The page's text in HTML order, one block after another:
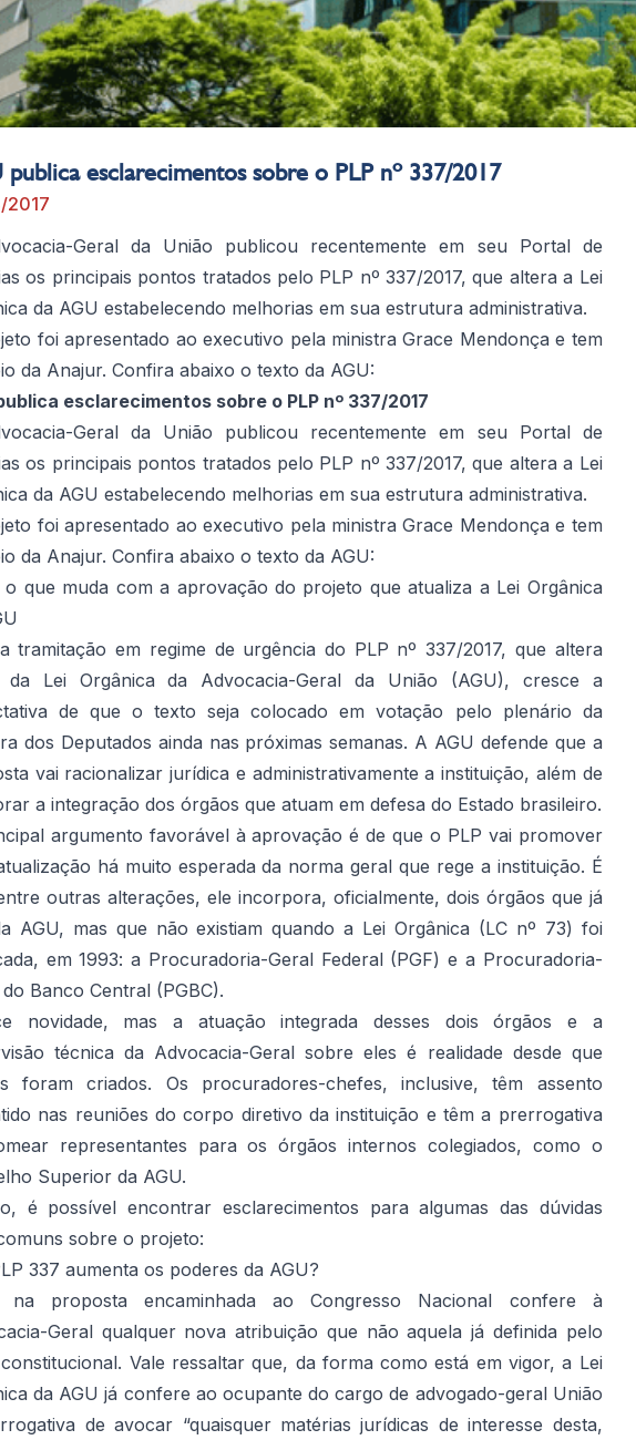
publica esclarecimentos sobre o PLP nº 337/2017
2017
Geral da União publicou recentemente em seu Portal de
os principais pontos tratados pelo PLP nº 337/2017, que altera a Lei
da AGU estabelecendo melhorias em sua estrutura administrativa.
foi apresentado ao executivo pela ministra Grace Mendonça e tem
da Anajur. Confira abaixo o texto da AGU:
esclarecimentos sobre o PLP nº 337/2017
Geral da União publicou recentemente em seu Portal de
os principais pontos tratados pelo PLP nº 337/2017, que altera a Lei
da AGU estabelecendo melhorias em sua estrutura administrativa.
foi apresentado ao executivo pela ministra Grace Mendonça e tem
da Anajur. Confira abaixo o texto da AGU:
o que muda com a aprovação do projeto que atualiza a Lei Orgânica
tramitação em regime de urgência do PLP nº 337/2017, que altera
da Lei Orgânica da Advocacia-Geral da União (AGU), cresce a
de que o texto seja colocado em votação pelo plenário da
dos Deputados ainda nas próximas semanas. A AGU defende que a
vai racionalizar jurídica e administrativamente a instituição, além de
a integração dos órgãos que atuam em defesa do Estado brasileiro.
argumento favorável à aprovação é de que o PLP vai promover
há muito esperada da norma geral que rege a instituição. É
outras alterações, ele incorpora, oficialmente, dois órgãos que já
AGU, mas que não existiam quando a Lei Orgânica (LC nº 73) foi
em 1993: a Procuradoria-Geral Federal (PGF) e a Procuradoria-
Banco Central (PGBC).
novidade, mas a atuação integrada desses dois órgãos e a
técnica da Advocacia-Geral sobre eles é realidade desde que
foram criados. Os procuradores-chefes, inclusive, têm assento
nas reuniões do corpo diretivo da instituição e têm a prerrogativa
representantes para os órgãos internos colegiados, como o
Superior da AGU.
é possível encontrar esclarecimentos para algumas das dúvidas
sobre o projeto:
337 aumenta os poderes da AGU?
na proposta encaminhada ao Congresso Nacional confere à
Geral qualquer nova atribuição que não aquela já definida pelo
Vale ressaltar que, da forma como está em vigor, a Lei
da AGU já confere ao ocupante do cargo de advogado-geral União
de avocar “quaisquer matérias jurídicas de interesse desta,